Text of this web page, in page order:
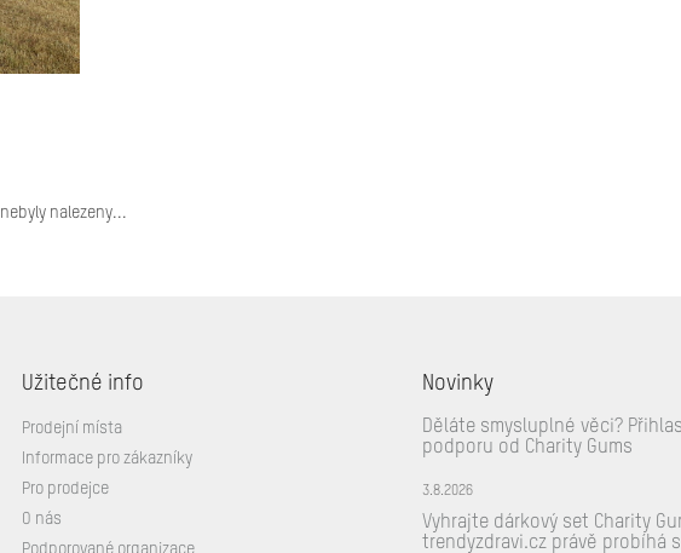
nebyly nalezeny...
Užitečné info
Prodejní místa
Informace pro zákazníky
Pro prodejce
O nás
Novinky
Děláte smysluplné věci?
podporu od Charity Gums
3.8.2026
Vyhrajte dárkový set Charity
trendyzdravi.cz právě probíhá